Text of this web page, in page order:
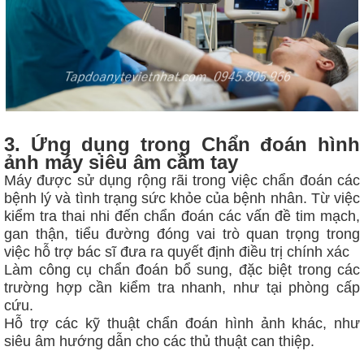
3. Ứng dụng trong Chẩn đoán hình
ảnh máy siêu âm cầm tay
Máy được sử dụng rộng rãi trong việc chẩn đoán các
bệnh lý và tình trạng sức khỏe của bệnh nhân. Từ việc
kiểm tra thai nhi đến chẩn đoán các vấn đề tim mạch,
gan thận, tiểu đường đóng vai trò quan trọng trong
việc hỗ trợ bác sĩ đưa ra quyết định điều trị chính xác
Làm công cụ chẩn đoán bổ sung, đặc biệt trong các
trường hợp cần kiểm tra nhanh, như tại phòng cấp
cứu.
Hỗ trợ các kỹ thuật chẩn đoán hình ảnh khác, như
siêu âm hướng dẫn cho các thủ thuật can thiệp.